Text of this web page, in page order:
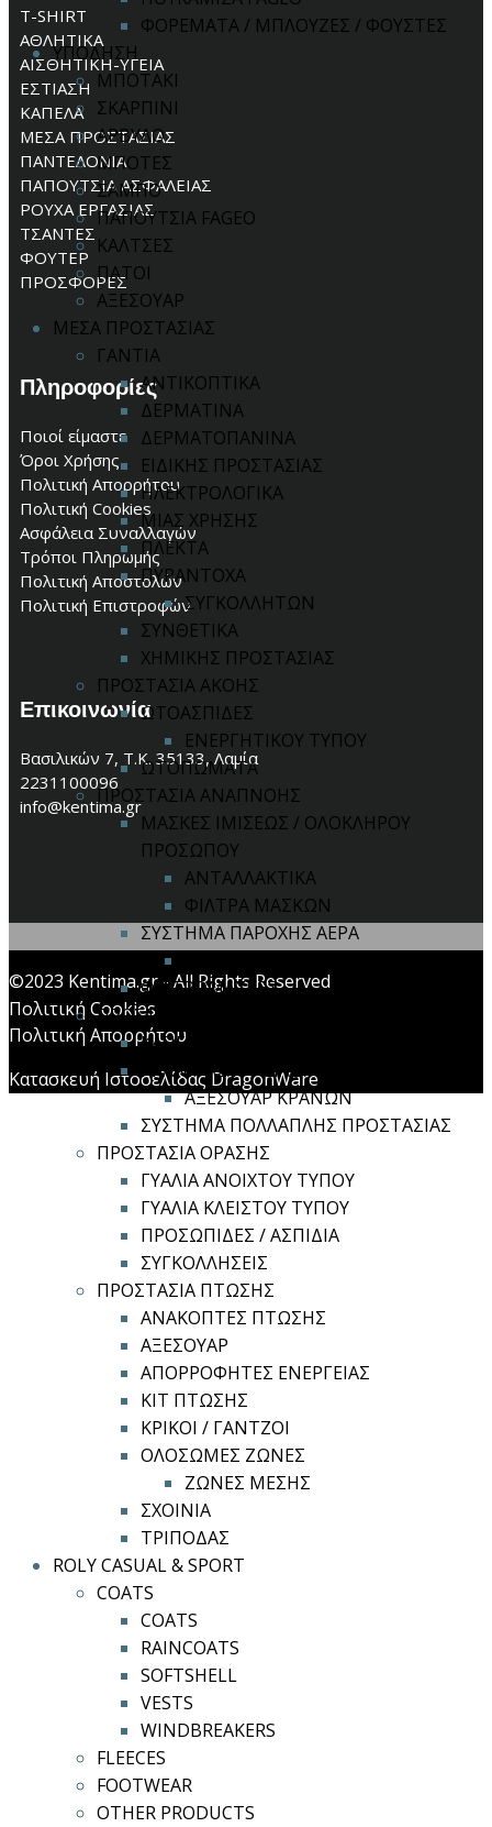
ΦΟΡΕΜΑΤΑ / ΜΠΛΟΥΖΕΣ / ΦΟΥΣΤΕΣ
ΥΠΟΔΗΣΗ
ΜΠΟΤΑΚΙ
ΣΚΑΡΠΙΝΙ
ΑΡΒΥΛΟ
ΜΠΟΤΕΣ
ΣΑΜΠΟ
ΠΑΠΟΥΤΣΙΑ FAGEO
ΚΑΛΤΣΕΣ
ΠΑΤΟΙ
ΑΞΕΣΟΥΑΡ
ΜΕΣΑ ΠΡΟΣΤΑΣΙΑΣ
ΓΑΝΤΙΑ
ΑΝΤΙΚΟΠΤΙΚΑ
ΔΕΡΜΑΤΙΝΑ
ΔΕΡΜΑΤΟΠΑΝΙΝΑ
ΕΙΔΙΚΗΣ ΠΡΟΣΤΑΣΙΑΣ
ΗΛΕΚΤΡΟΛΟΓΙΚΑ
ΜΙΑΣ ΧΡΗΣΗΣ
ΠΛΕΚΤΑ
ΠΥΡΑΝΤΟΧΑ
ΣΥΓΚΟΛΛΗΤΩΝ
ΣΥΝΘΕΤΙΚΑ
ΧΗΜΙΚΗΣ ΠΡΟΣΤΑΣΙΑΣ
ΠΡΟΣΤΑΣΙΑ ΑΚΟΗΣ
ΩΤΟΑΣΠΙΔΕΣ
ΕΝΕΡΓΗΤΙΚΟΥ ΤΥΠΟΥ
ΩΤΟΠΩΜΑΤΑ
ΠΡΟΣΤΑΣΙΑ ΑΝΑΠΝΟΗΣ
ΜΑΣΚΕΣ ΙΜΙΣΕΩΣ / ΟΛΟΚΛΗΡΟΥ
ΠΡΟΣΩΠΟΥ
ΑΝΤΑΛΛΑΚΤΙΚΑ
ΦΙΛΤΡΑ ΜΑΣΚΩΝ
ΣΥΣΤΗΜΑ ΠΑΡΟΧΗΣ ΑΕΡΑ
ΦΙΛΤΡΟΜΑΣΚΕΣ
ΠΡΟΣΤΑΣΙΑ ΚΕΦΑΛΗΣ
ΚΑΠΕΛΑ ΑΣΦΑΛΕΙΑΣ
ΚΡΑΝΗ ΑΣΦΑΛΕΙΑΣ
ΑΞΕΣΟΥΑΡ ΚΡΑΝΩΝ
ΣΥΣΤΗΜΑ ΠΟΛΛΑΠΛΗΣ ΠΡΟΣΤΑΣΙΑΣ
ΠΡΟΣΤΑΣΙΑ ΟΡΑΣΗΣ
ΓΥΑΛΙΑ ΑΝΟΙΧΤΟΥ ΤΥΠΟΥ
ΓΥΑΛΙΑ ΚΛΕΙΣΤΟΥ ΤΥΠΟΥ
ΠΡΟΣΩΠΙΔΕΣ / ΑΣΠΙΔΙΑ
ΣΥΓΚΟΛΛΗΣΕΙΣ
ΠΡΟΣΤΑΣΙΑ ΠΤΩΣΗΣ
ΑΝΑΚΟΠΤΕΣ ΠΤΩΣΗΣ
ΑΞΕΣΟΥΑΡ
ΑΠΟΡΡΟΦΗΤΕΣ ΕΝΕΡΓΕΙΑΣ
ΚΙΤ ΠΤΩΣΗΣ
ΚΡΙΚΟΙ / ΓΑΝΤΖΟΙ
ΟΛΟΣΩΜΕΣ ΖΩΝΕΣ
ΖΩΝΕΣ ΜΕΣΗΣ
ΣΧΟΙΝΙΑ
ΤΡΙΠΟΔΑΣ
ROLY CASUAL & SPORT
COATS
COATS
RAINCOATS
SOFTSHELL
VESTS
WINDBREAKERS
FLEECES
FOOTWEAR
OTHER PRODUCTS
T-SHIRT
ΑΘΛΗΤΙΚΑ
ΑΙΣΘΗΤΙΚΗ-ΥΓΕΙΑ
ΕΣΤΙΑΣΗ
ΚΑΠΕΛΑ
ΜΕΣΑ ΠΡΟΣΤΑΣΙΑΣ
ΠΑΝΤΕΛΟΝΙΑ
ΠΑΠΟΥΤΣΙΑ ΑΣΦΑΛΕΙΑΣ
ΡΟΥΧΑ ΕΡΓΑΣΙΑΣ
ΤΣΑΝΤΕΣ
ΦΟΥΤΕΡ
ΠΡΟΣΦΟΡΕΣ
Πληροφορίες
Ποιοί είμαστε
Όροι Χρήσης
Πολιτική Απορρήτου
Πολιτική Cookies
Ασφάλεια Συναλλαγών
Τρόποι Πληρωμής
Πολιτική Αποστολών
Πολιτική Επιστροφών
Επικοινωνία
Βασιλικών 7, Τ.Κ. 35133, Λαμία
2231100096
info@kentima.gr
©2023 Kentima.gr - All Rights Reserved
Πολιτική Cookies
Πολιτική Απορρήτου
Κατασκευή Ιστοσελίδας DragonWare